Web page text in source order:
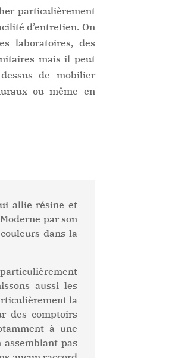
particulièrement
d’entretien. On
laboratoires, des
mais il peut
de mobilier
ou même en
allie résine et
par son
dans la
aussi les
la
des comptoirs
à une
pas